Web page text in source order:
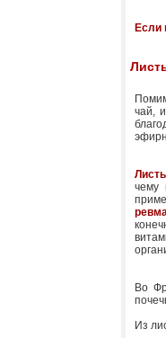
Если
чай,
чему
Во
Из